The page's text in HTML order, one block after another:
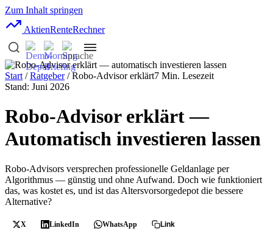
Zum Inhalt springen
AktienRenteRechner
Start /Ratgeber/ Robo-Advisor erklärt7 Min. Lesezeit
Stand: Juni 2026
Robo-Advisor erklärt —
Automatisch investieren lassen
Robo-Advisors versprechen professionelle Geldanlage per
Algorithmus — günstig und ohne Aufwand. Doch wie funktioniert
das, was kostet es, und ist das Altersvorsorgedepot die bessere
Alternative?
X LinkedIn WhatsApp Link